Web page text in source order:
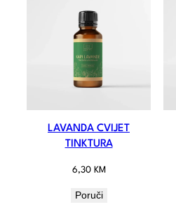
LAVANDA CVIJET
TINKTURA
6,30 KM
Poruči